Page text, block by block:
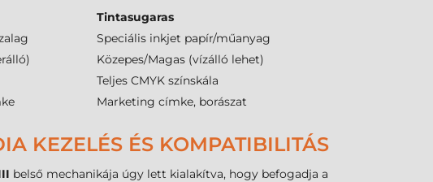
Tintasugaras
Speciális inkjet papír/műanyag
Közepes/Magas (vízálló lehet)
Teljes CMYK színskála
Marketing címke, borászat
KEZELÉS ÉS KOMPATIBILITÁS
belső mechanikája úgy lett kialakítva, hogy befogadja a